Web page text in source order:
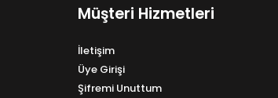
Müşteri Hizmetleri
İletişim
Üye Girişi
Şifremi Unuttum